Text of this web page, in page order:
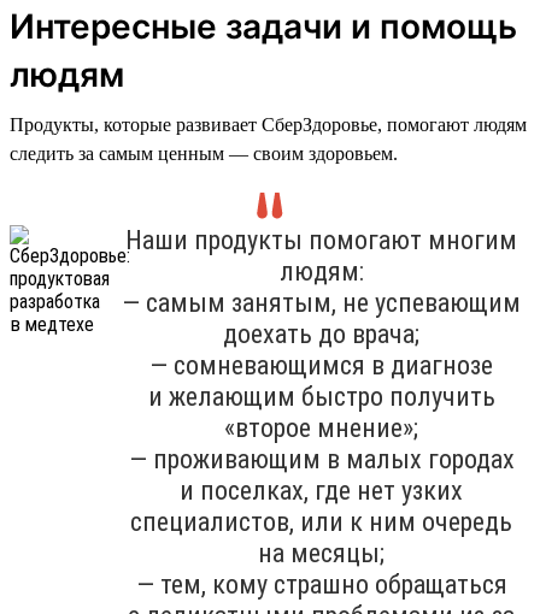
Интересные задачи и помощь
людям
Продукты, которые развивает СберЗдоровье, помогают людям
следить за самым ценным — своим здоровьем.
Наши продукты помогают многим
людям:
— самым занятым, не успевающим
доехать до врача;
— сомневающимся в диагнозе
и желающим быстро получить
«второе мнение»;
— проживающим в малых городах
и поселках, где нет узких
специалистов, или к ним очередь
на месяцы;
— тем, кому страшно обращаться